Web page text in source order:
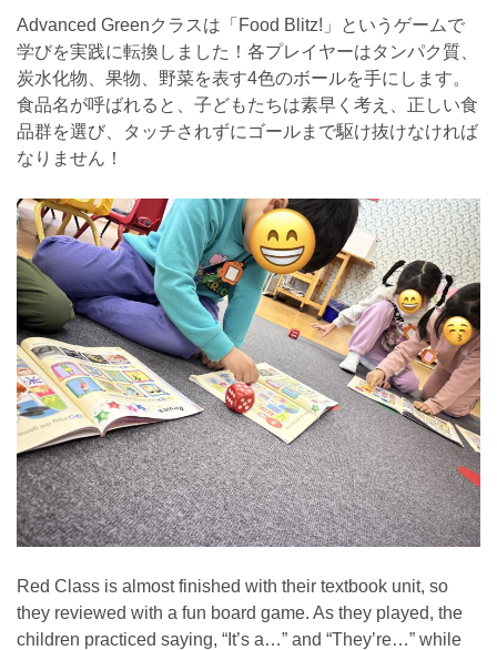
Advanced Greenクラスは「Food Blitz!」というゲームで
学びを実践に転換しました！各プレイヤーはタンパク質、
炭水化物、果物、野菜を表す4色のボールを手にします。
食品名が呼ばれると、子どもたちは素早く考え、正しい食
品群を選び、タッチされずにゴールまで駆け抜けなければ
なりません！
Red Class is almost finished with their textbook unit, so
they reviewed with a fun board game. As they played, the
children practiced saying, “It’s a…” and “They’re…” while